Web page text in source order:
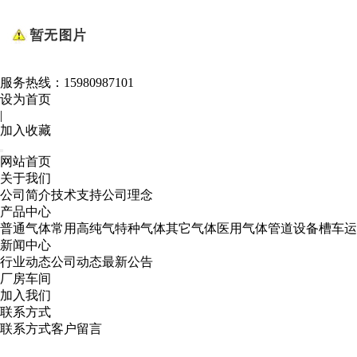
服务热线： 15980987101
设为首页
|
加入收藏
网站首页
关于我们
公司简介技术支持公司理念
产品中心
普通气体常用高纯气特种气体其它气体医用气体管道设备槽车
新闻中心
行业动态公司动态最新公告
厂房车间
加入我们
联系方式
联系方式客户留言